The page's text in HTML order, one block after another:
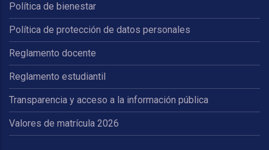
Política de bienestar
Política de protección de datos personales
Reglamento docente
Reglamento estudiantil
Transparencia y acceso a la información pública
Valores de matrícula 2026